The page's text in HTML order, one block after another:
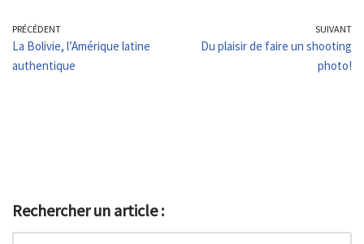
PRÉCÉDENT
La Bolivie, l’Amérique latine
authentique
SUIVANT
Du plaisir de faire un shooting
photo!
Rechercher un article :